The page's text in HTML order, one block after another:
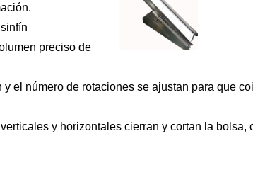
preciso de
el número de rotaciones se ajustan para que
y horizontales cierran y cortan la bolsa,